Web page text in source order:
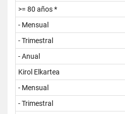
>= 80 años *
- Mensual
- Trimestral
- Anual
Kirol Elkartea
- Mensual
- Trimestral